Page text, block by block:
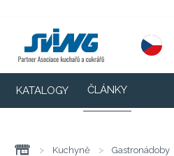
KATALOGY ČLÁNKY
> Kuchyně > Gastronádoby